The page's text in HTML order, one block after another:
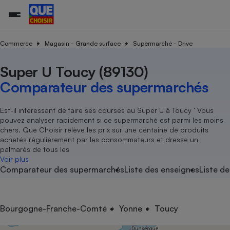
Commerce Magasin - Grande surface Supermarché - Drive
Super U Toucy (89130)
Comparateur des supermarchés
Est-il intéressant de faire ses courses au Super U à Toucy ’ Vous
pouvez analyser rapidement si ce supermarché est parmi les moins
chers. Que Choisir relève les prix sur une centaine de produits
achetés régulièrement par les consommateurs et dresse un
palmarès de tous les
Voir plus
Comparateur des supermarchésListe des enseignesListe
Bourgogne-Franche-Comté Yonne Toucy
Nutrition
Assurance auto
Magasin - Grande surface
Méthode de vente -
Organismes de défense
Système judiciairegratuit
Déchet
Achat - Vente - Travaux
Location
Sport
électrique
Démarche administrative
Senior
Service marchand
Train
Transport aérien
Toutes les actualités
Enquêtes
Guides d'achat
Conseils
Brèves
Tous les services
Soumettre un litige
Lettres types
Rencontrer une association locale
Tous nos combats
Nos actions
Nos grandes victoires
Les billets de la présidente
Nos associations locales
Nous rejoindre
En savoir plus sur Que Choisir Ensemble
?
L’association
Nos missions
Notre méthodologie
Notre financement
Nos partenaires
Nous rejoindre